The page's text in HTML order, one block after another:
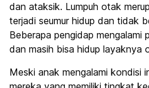
dan ataksik. Lumpuh otak
terjadi seumur hidup dan tidak
Beberapa pengidap mengalami
dan masih bisa hidup layaknya
Meski anak mengalami kondisi